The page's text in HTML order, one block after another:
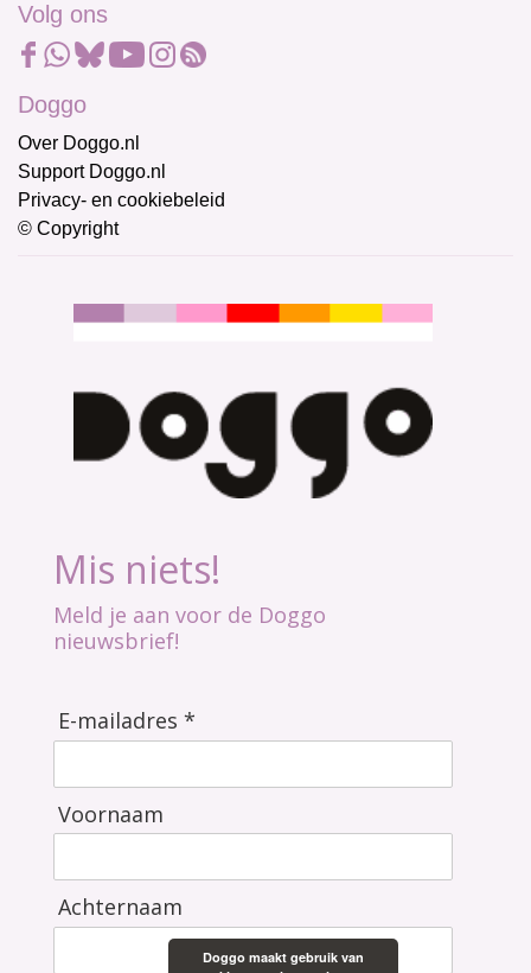
Volg ons
Doggo
Over Doggo.nl
Support Doggo.nl
Privacy- en cookiebeleid
© Copyright
Mis niets!
Meld je aan voor de Doggo
nieuwsbrief!
E-mailadres *
Voornaam
Achternaam
Doggo maakt gebruik van